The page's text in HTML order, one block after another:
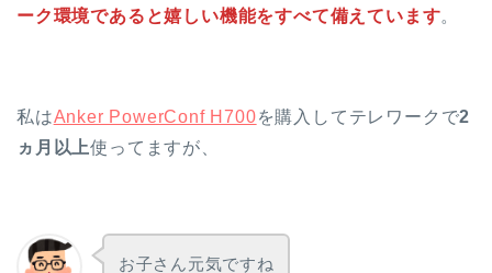
ーク環境であると嬉しい機能をすべて備えています。
私はAnker PowerConf H700を購入してテレワークで2
ヵ月以上使ってますが、
お子さん元気ですね